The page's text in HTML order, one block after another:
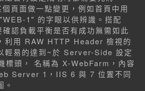
頁面做一點變更，例如首頁中用
1" 的字眼以供辨識。搭配
認負載平衡是否有成功無需如此
利用 RAW HTTP Header 檢視的
輕易的達到~於 Server-Side 設定
標頭， 名稱為 X-WebFarm，內容
Server 1，IIS 6 與 7 位置不同
。